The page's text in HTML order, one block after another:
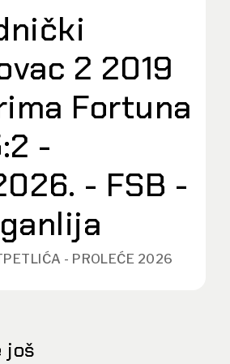
2 2019
Fortuna
-
- FSB -
- PROLEĆE 2026
još